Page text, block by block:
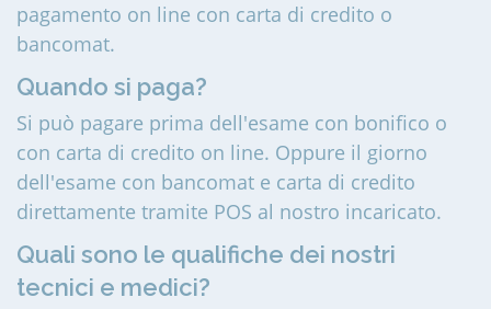
pagamento on line con carta di credito o
bancomat.
Quando si paga?
Si può pagare prima dell'esame con bonifico o
con carta di credito on line. Oppure il giorno
dell'esame con bancomat e carta di credito
direttamente tramite POS al nostro incaricato.
Quali sono le qualifiche dei nostri
tecnici e medici?